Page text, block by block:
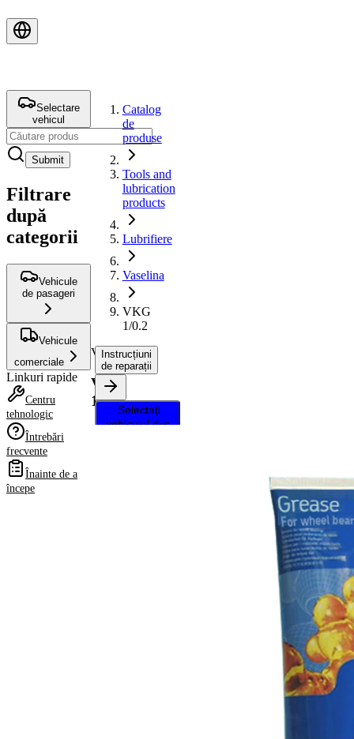
Selectare
vehicul
Submit
Filtrare
după
categorii
Vehicule
de pasageri
Vehicule
comerciale
Linkuri rapide
Centru
tehnologic
Întrebări
frecvente
Înainte de a
începe
Catalog
de
produse
Tools and
lubrication
products
Lubrifiere
Vaselina
VKG
1/0.2
Vaselina
VKG
1/0.2
Instrucțiuni
de reparații
Selectați
vehiculul dvs.